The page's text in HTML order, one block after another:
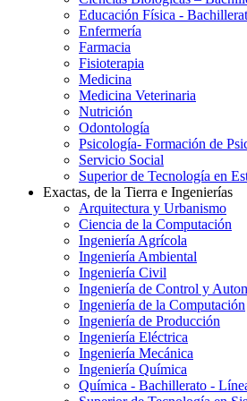
Educación Física -
Enfermería
Farmacia
Fisioterapia
Medicina
Medicina Veterinaria
Nutrición
Odontología
Psicología- Formación de
Servicio Social
Superior de Tecnología en
Exactas, de la Tierra e Ingenierías
Arquitectura y Urbanismo
Ciencia de la Computación
Ingeniería Agrícola
Ingeniería Ambiental
Ingeniería Civil
Ingeniería de Control y
Ingeniería de la Computación
Ingeniería de Producción
Ingeniería Eléctrica
Ingeniería Mecánica
Ingeniería Química
Química - Bachillerato -